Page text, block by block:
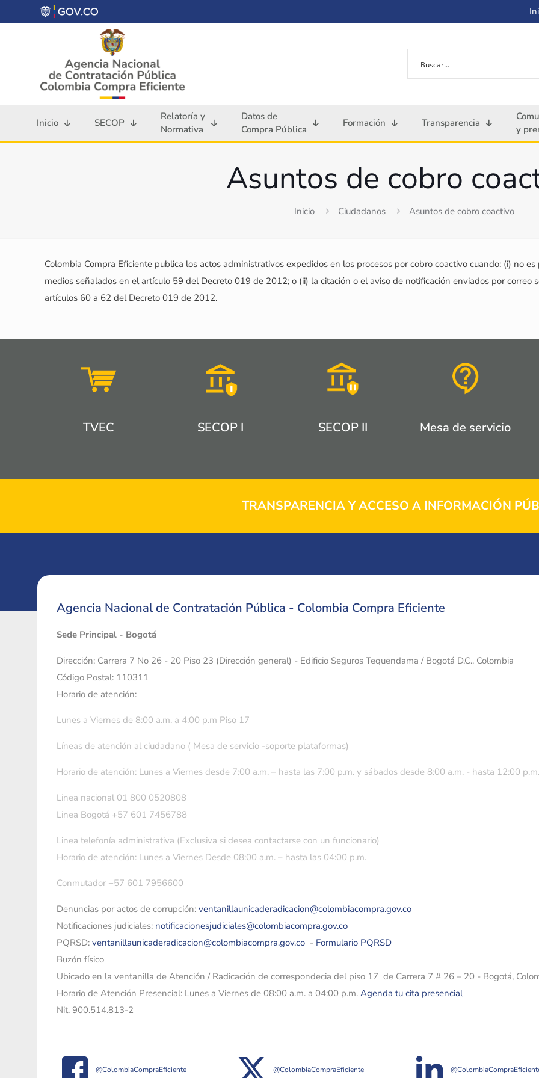
Inicio SECOP
Relatoría y
Normativa
Datos de
Compra Pública
Formación Transparencia
y
Asuntos de cobro
Inicio Ciudadanos Asuntos de cobro coactivo
Colombia Compra Eficiente publica los actos administrativos expedidos en los procesos por cobro coactivo cuando: (i) no
medios señalados en el artículo 59 del Decreto 019 de 2012; o (ii) la citación o el aviso de notificación enviados por correo
artículos 60 a 62 del Decreto 019 de 2012.
TVEC SECOP I SECOP II Mesa de servicio
TRANSPARENCIA Y ACCESO A INFORMACIÓN
Agencia Nacional de Contratación Pública - Colombia Compra Eficiente
Sede Principal - Bogotá
Dirección: Carrera 7 No 26 - 20 Piso 23 (Dirección general) - Edificio Seguros Tequendama / Bogotá D.C., Colombia
Código Postal: 110311
Horario de atención:
Lunes a Viernes de 8:00 a.m. a 4:00 p.m Piso 17
Líneas de atención al ciudadano ( Mesa de servicio -soporte plataformas)
Horario de atención: Lunes a Viernes desde 7:00 a.m. – hasta las 7:00 p.m. y sábados desde 8:00 a.m. - hasta 12:00 p.m.
Linea nacional 01 800 0520808
Linea Bogotá +57 601 7456788
Linea telefonía administrativa (Exclusiva si desea contactarse con un funcionario)
Horario de atención: Lunes a Viernes Desde 08:00 a.m. – hasta las 04:00 p.m.
Conmutador +57 601 7956600
Denuncias por actos de corrupción: ventanillaunicaderadicacion@colombiacompra.gov.co
Notificaciones judiciales: notificacionesjudiciales@colombiacompra.gov.co
PQRSD: ventanillaunicaderadicacion@colombiacompra.gov.co - Formulario PQRSD
Buzón físico
Ubicado en la ventanilla de Atención / Radicación de correspondecia del piso 17 de Carrera 7 # 26 – 20 - Bogotá,
Horario de Atención Presencial: Lunes a Viernes de 08:00 a.m. a 04:00 p.m. Agenda tu cita presencial
Nit. 900.514.813-2
@ColombiaCompraEficiente @ColombiaCompraEficiente